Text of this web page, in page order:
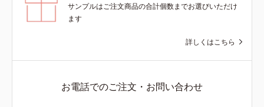
サンプルはご注文商品の合計個数までお選びいただけ
ます
詳しくはこちら
お電話でのご注文・お問い合わせ